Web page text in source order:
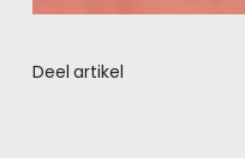
Deel artikel